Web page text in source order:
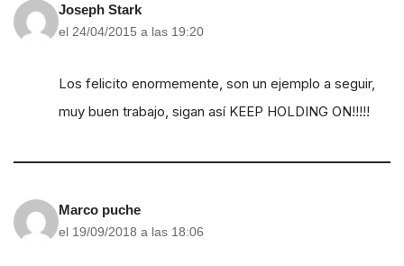
Joseph Stark
el 24/04/2015 a las 19:20
Los felicito enormemente, son un ejemplo a seguir,
muy buen trabajo, sigan así KEEP HOLDING ON!!!!!
Marco puche
el 19/09/2018 a las 18:06